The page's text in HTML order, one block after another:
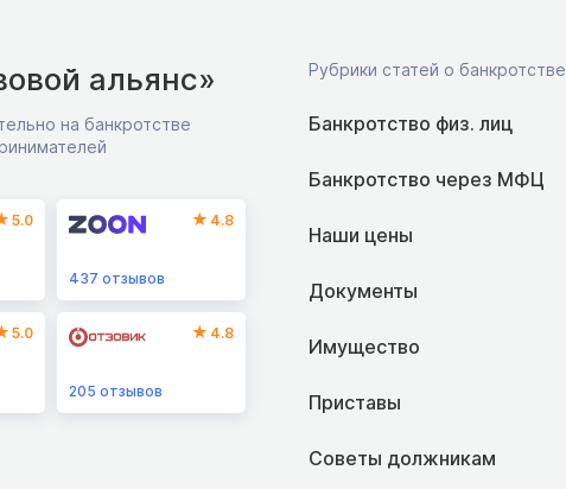
альянс»
на банкротстве
5.0 4.8
437 отзывов
5.0 4.8
205 отзывов
Рубрики статей о банкротстве
Банкротство физ. лиц
Банкротство через МФЦ
Наши цены
Документы
Имущество
Приставы
Советы должникам